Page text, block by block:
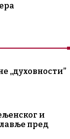
„духовности”
и
пред